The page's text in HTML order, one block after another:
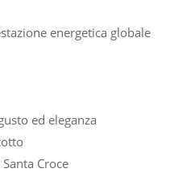
energetica globale
ed eleganza
Croce